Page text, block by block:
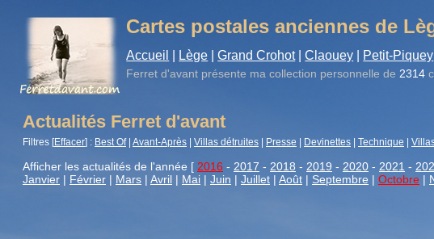
Cartes postales anciennes de
Accueil Lège Grand Crohot Claouey Petit-Piquey
Ferret d'avant présente ma collection personnelle de 2314
Actualités Ferret d'avant
Filtres [Effacer] : Best Of| Avant-Après Villas détruites Presse Devinettes Technique
Afficher les actualités de l'année [ 2016 - 2017 - 2018 - 2019 - 2020 - 2021 -
Janvier | Février | Mars | Avril | Mai | Juin | Juillet | Août | Septembre | Octobre |